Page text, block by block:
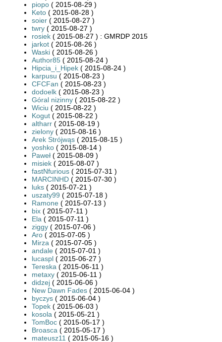
piopo ( 2015-08-29 )
Keto ( 2015-08-28 )
soier ( 2015-08-27 )
twry ( 2015-08-27 )
rosiek ( 2015-08-27 ) : GMRDP 2015
jarkot ( 2015-08-26 )
Waski ( 2015-08-26 )
Author85 ( 2015-08-24 )
Hipcia_i_Hipek ( 2015-08-24 )
karpusu ( 2015-08-23 )
CFCFan ( 2015-08-23 )
dodoelk ( 2015-08-23 )
Góral nizinny ( 2015-08-22 )
Wiciu ( 2015-08-22 )
Kogut ( 2015-08-22 )
altharr ( 2015-08-19 )
zielony ( 2015-08-16 )
Arek Strójwąs ( 2015-08-15 )
yoshko ( 2015-08-14 )
Paweł ( 2015-08-09 )
misiek ( 2015-08-07 )
fastNfurious ( 2015-07-31 )
MARCINHD ( 2015-07-30 )
luks ( 2015-07-21 )
uszaty99 ( 2015-07-18 )
Ramone ( 2015-07-13 )
bix ( 2015-07-11 )
Ela ( 2015-07-11 )
ziggy ( 2015-07-06 )
Aro ( 2015-07-05 )
Mirza ( 2015-07-05 )
andale ( 2015-07-01 )
lucaspl ( 2015-06-27 )
Tereska ( 2015-06-11 )
metaxy ( 2015-06-11 )
didzej ( 2015-06-06 )
New Dawn Fades ( 2015-06-04 )
byczys ( 2015-06-04 )
Topek ( 2015-06-03 )
kosola ( 2015-05-21 )
TomBoc ( 2015-05-17 )
Broasca ( 2015-05-17 )
mateusz11 ( 2015-05-16 )